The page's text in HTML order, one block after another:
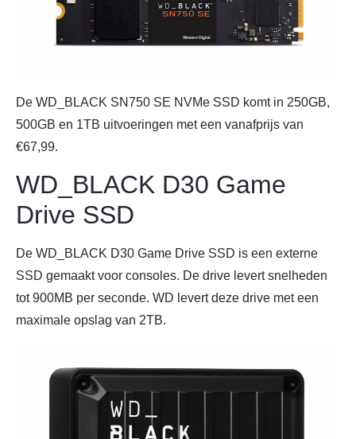
De WD_BLACK SN750 SE NVMe SSD komt in 250GB,
500GB en 1TB uitvoeringen met een vanafprijs van
€67,99.
WD_BLACK D30 Game
Drive SSD
De WD_BLACK D30 Game Drive SSD is een externe
SSD gemaakt voor consoles. De drive levert snelheden
tot 900MB per seconde. WD levert deze drive met een
maximale opslag van 2TB.